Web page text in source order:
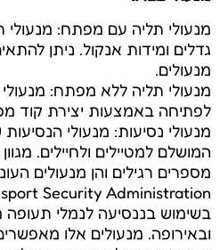
מנעולי תליה עם מפתח: מנעולי
גדלים ומידות אנקול. ניתן
מנעולים.
מנעולי תליה ללא מפתח: מנעולי
לפתיחה באמצעות יצירת קוד
המושלם למטיילים ולחיילים.
בשימוש בננסיעה לנמלי תעופה
ובאירופה. מנעולים אלו